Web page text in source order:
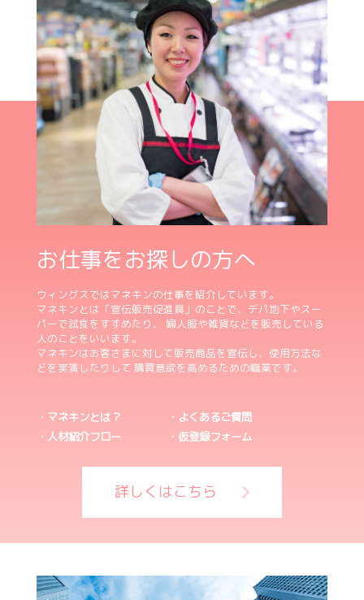
お仕事をお探しの方へ
ウィングスではマネキンの仕事を紹介しています。
マネキンとは「宣伝販売促進員」のことで、デパ地下やスー
パーで試食をすすめたり、 婦人服や雑貨などを販売している
人のことをいいます。
マネキンはお客さまに対して販売商品を宣伝し、使用方法な
どを実演したりして 購買意欲を高めるための職業です。
・マネキンとは？
・よくあるご質問
・人材紹介フロー
・仮登録フォーム
詳しくはこちら